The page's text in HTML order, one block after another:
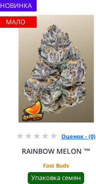
НОВИНКА
МАЛО
Оценок - (0)
RAINBOW MELON ™
Fast Buds
Упаковка семян